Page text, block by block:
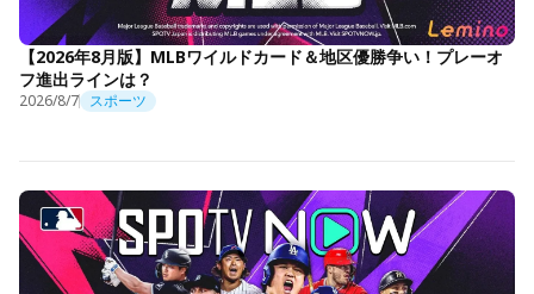
【2026年8月版】MLBワイルドカード＆地区優勝争い！プレーオ
フ進出ラインは？
2026/8/7 スポーツ